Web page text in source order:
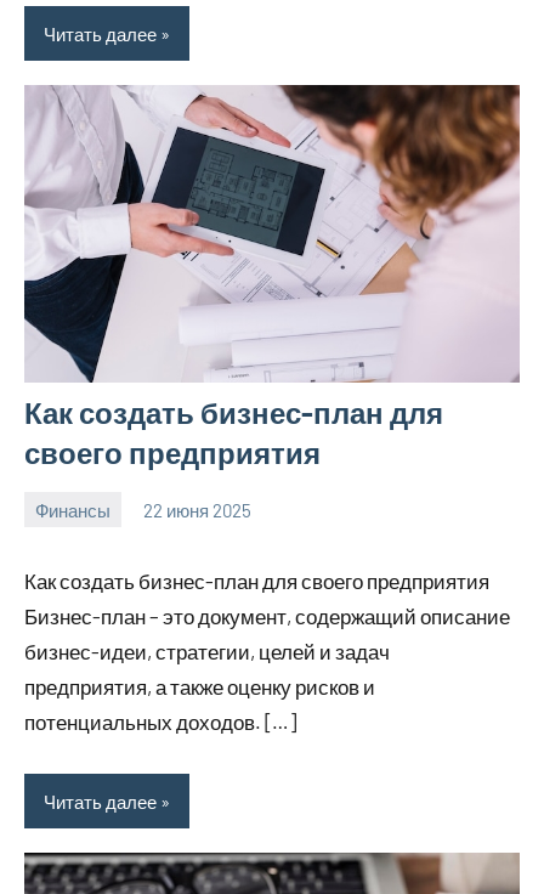
Читать далее
Как создать бизнес-план для
своего предприятия
Финансы 22 июня 2025
Как создать бизнес-план для своего предприятия
Бизнес-план – это документ, содержащий описание
бизнес-идеи, стратегии, целей и задач
предприятия, а также оценку рисков и
потенциальных доходов. […]
Читать далее